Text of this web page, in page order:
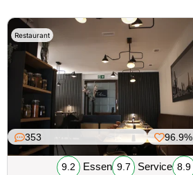
Restaurant
353 96.9%
9.2 Essen 9.7 Service 8.9